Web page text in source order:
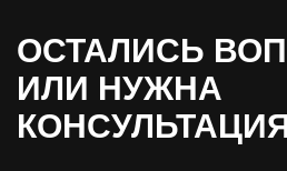
ОСТАЛИСЬ
ИЛИ НУЖНА